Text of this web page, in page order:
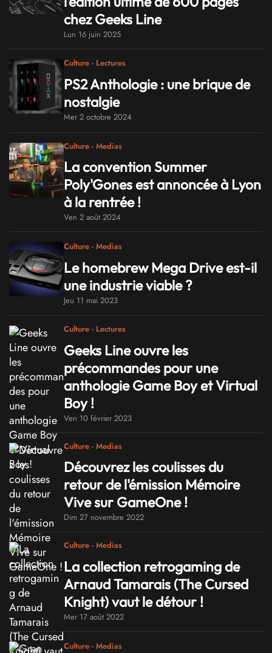
chez Geeks Line
Lun 16 juin 2025
Culture - Lectures
PS2 Anthologie : une brique de
nostalgie
Mer 2 octobre 2024
Culture - Medias
La convention Summer
Poly'Gones est annoncée à Lyon
à la rentrée !
Ven 2 août 2024
Culture - Medias
Le homebrew Mega Drive est-il
une industrie viable ?
Jeu 11 mai 2023
Culture - Lectures
Geeks Line ouvre les
précommandes pour une
anthologie Game Boy et Virtual
Boy !
Ven 10 février 2023
Culture - Medias
Découvrez les coulisses du
retour de l'émission Mémoire
Vive sur GameOne !
Dim 27 novembre 2022
Culture - Medias
La collection retrogaming de
Arnaud Tamarais (The Cursed
Knight) vaut le détour !
Mer 17 août 2022
Culture - Medias